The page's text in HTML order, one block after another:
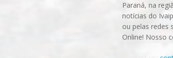
Paraná, na
notícias do
ou pelas redes
Online! Nosso